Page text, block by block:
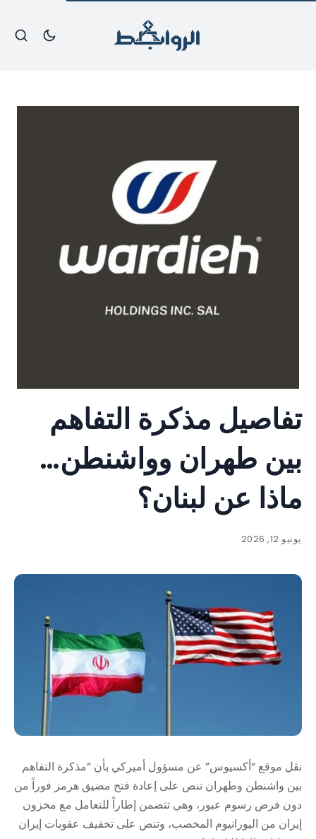
تفاصيل مذكرة التفاهم
بين طهران وواشنطن…
ماذا عن لبنان؟
يونيو 12, 2026
نقل موقع “أكسيوس” عن مسؤول أميركي بأن “مذكرة التفاهم
بين واشنطن وطهران تنص على إعادة فتح مضيق هرمز فوراً من
دون فرض رسوم عبور، وهي تتضمن إطاراً للتعامل مع مخزون
إيران من اليورانيوم المخصب، وتنص على تخفيف عقوبات إيران